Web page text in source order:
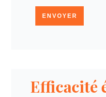
ENVOYER
Efficacité